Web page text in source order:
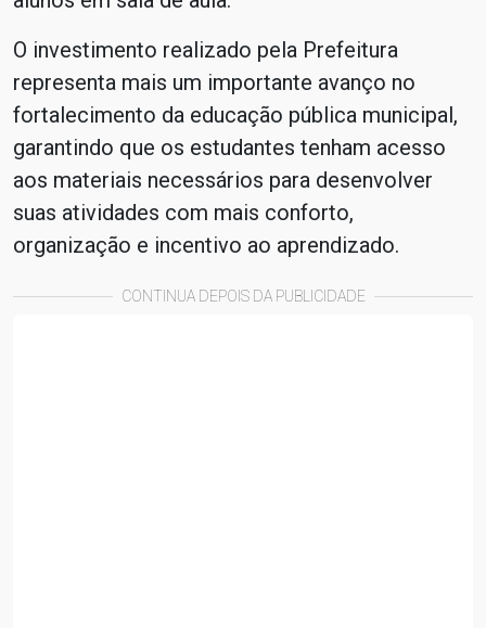
O investimento realizado pela Prefeitura
representa mais um importante avanço no
fortalecimento da educação pública municipal,
garantindo que os estudantes tenham acesso
aos materiais necessários para desenvolver
suas atividades com mais conforto,
organização e incentivo ao aprendizado.
CONTINUA DEPOIS DA PUBLICIDADE